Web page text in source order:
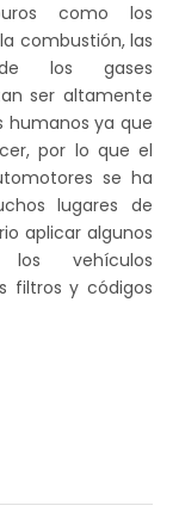
t
o
d
c
como los
combustión, las
los gases
ser altamente
humanos ya que
por lo que el
se ha
lugares de
aplicar algunos
los vehículos
filtros y códigos